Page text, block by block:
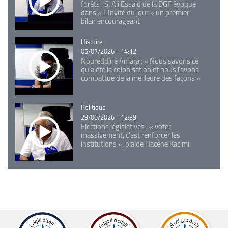
forêts : Si Ali Essaid de la DGF évoque
dans « L'Invité du jour » un premier
bilan encourageant
Catégorie
Histoire
05/07/2026 - 14:12
Noureddine Amara : « Nous savons ce
qu’a été la colonisation et nous l’avons
combattue de la meilleure des façons »
Catégorie
Politique
29/06/2026 - 12:39
Elections législatives : « voter
massivement, c'est renforcer les
institutions », plaide Hacène Kacimi